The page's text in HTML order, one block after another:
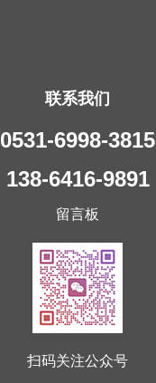
联系我们
0531-6998-3815
138-6416-9891
留言板
扫码关注公众号